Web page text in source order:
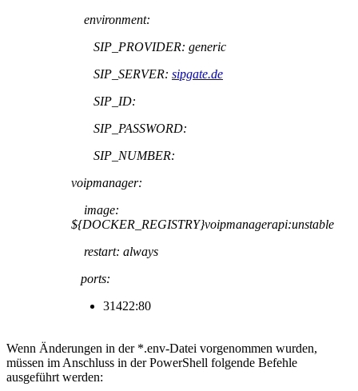
environment:
SIP_PROVIDER: generic
SIP_SERVER: sipgate.de
SIP_ID:
SIP_PASSWORD:
SIP_NUMBER:
voipmanager:
image:
${DOCKER_REGISTRY}voipmanagerapi:unstable
restart: always
ports:
31422:80
Wenn Änderungen in der *.env-Datei vorgenommen wurden,
müssen im Anschluss in der PowerShell folgende Befehle
ausgeführt werden: